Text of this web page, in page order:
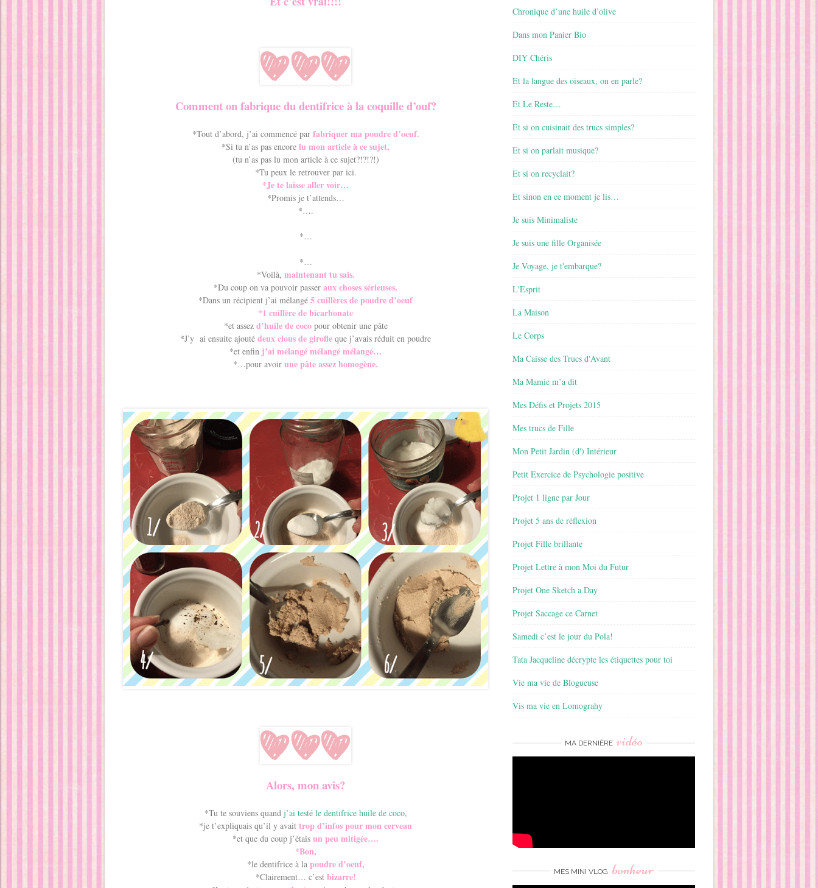
Comment on fabrique du dentifrice à la coquille d’ouf?
*Tout d’abord, j’ai commencé parfabriquer ma poudre d’oeuf.
*Si tu n’as pas encore lu mon article à ce sujet,
(tu n’as pas lu mon article à ce sujet?!?!?!)
*Tu peux le retrouver par ici.
*Je te laisse aller voir…
*Promis je t’attends…
*….
*…
*…
*Voilà, maintenant tu sais.
*Du coup on va pouvoir passer aux choses sérieuses.
*Dans un récipient j’ai mélangé 5 cuillères de poudre d’oeuf
*1 cuillère de bicarbonate
*et assezd’huile de coco pour obtenir une pâte
*J’y ai ensuite ajouté deux clous de girofle que j’avais réduit en poudre
*et enfin j’ai mélangé mélangé mélangé…
*…pour avoir une pâte assez homogène.
Alors, mon avis?
*Tu te souviens quand j’ai testé le dentifrice huile de coco,
*je t’expliquais qu’il y avait trop d’infos pour mon cerveau
*et que du coup j’étais un peu mitigée….
*Bon,
*le dentifrice à lapoudre d’oeuf,
*Clairement… c’estbizarre!
Chronique d’une huile d’olive
Dans mon Panier Bio
DIY Chéris
Et la langue des oiseaux, on en parle?
Et Le Reste…
Et si on cuisinait des trucs simples?
Et si on parlait musique?
Et si on recyclait?
Et sinon en ce moment je lis…
Je suis Minimaliste
Je suis une fille Organisée
Je Voyage, je t'embarque?
L'Esprit
La Maison
Le Corps
Ma Caisse des Trucs d'Avant
Ma Mamie m’a dit
Mes Défis et Projets 2015
Mes trucs de Fille
Mon Petit Jardin (d') Intérieur
Petit Exercice de Psychologie positive
Projet 1 ligne par Jour
Projet 5 ans de réflexion
Projet Fille brillante
Projet Lettre à mon Moi du Futur
Projet One Sketch a Day
Projet Saccage ce Carnet
Samedi c’est le jour du Pola!
Tata Jacqueline décrypte les étiquettes pour toi
Vie ma vie de Blogueuse
Vis ma vie en Lomograhy
MA DERNIÈRE vidéo
MES MINI VLOG bonheur